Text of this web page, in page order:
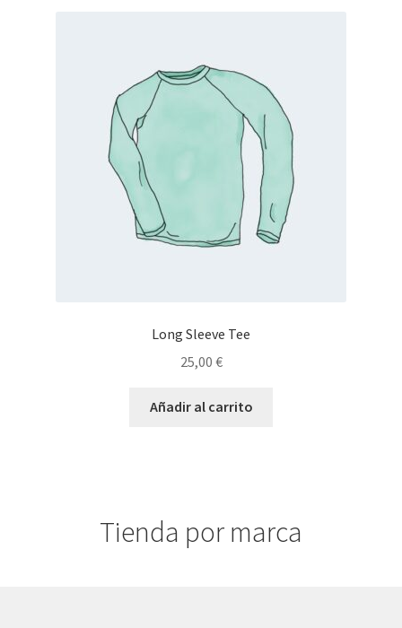
Long Sleeve Tee
25,00 €
Añadir al carrito
Tienda por marca